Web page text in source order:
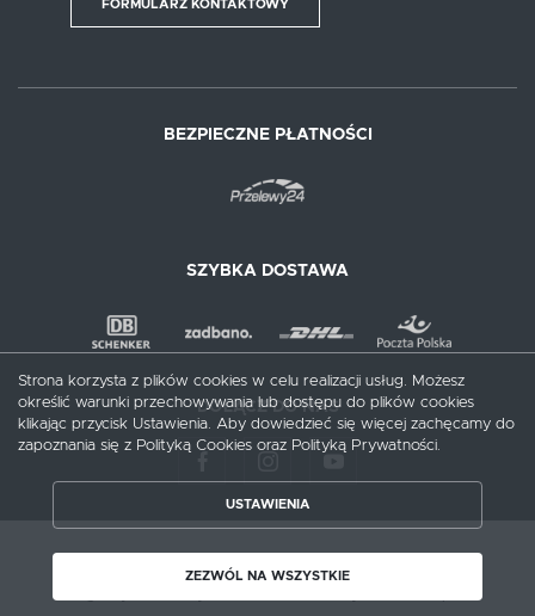
FORMULARZ KONTAKTOWY
BEZPIECZNE PŁATNOŚCI
SZYBKA DOSTAWA
DOŁĄCZ DO NAS
Copyright by meblecentrum.com.pl
Strona korzysta z plików cookies w celu realizacji usług. Możesz
określić warunki przechowywania lub dostępu do plików cookies
klikając przycisk Ustawienia. Aby dowiedzieć się więcej zachęcamy do
zapoznania się z Polityką Cookies oraz Polityką Prywatności.
USTAWIENIA
ZEZWÓL NA WSZYSTKIE
ZAPISZ WYBRANE